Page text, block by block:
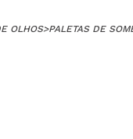
OLHOS>PALETAS DE